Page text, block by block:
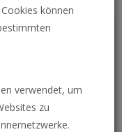
können
verwendet, um
zu